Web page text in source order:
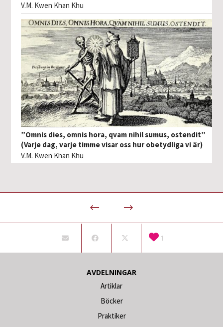
V.M. Kwen Khan Khu
”Omnis dies, omnis hora, qvam nihil sumus, ostendit”
(Varje dag, varje timme visar oss hur obetydliga vi är)
V.M. Kwen Khan Khu
1
AVDELNINGAR
Artiklar
Böcker
Praktiker